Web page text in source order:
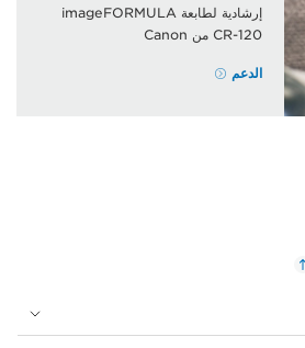
إرشادية لطابعة imageFORMULA
CR-120 من Canon
الدعم